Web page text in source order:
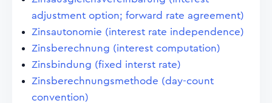
adjustment option; forward rate agreement)
Zinsautonomie (interest rate independence)
Zinsberechnung (interest computation)
Zinsbindung (fixed interst rate)
Zinsberechnungsmethode (day-count
convention)